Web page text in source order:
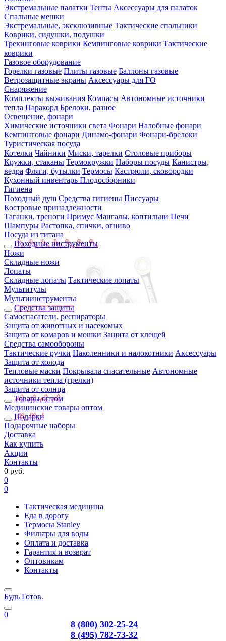
Экстремальные палатки Тенты Аксессуары для палаток
Спальные мешки
Экстремальные, эксклюзивные Тактические спальники
Коврики, сидушки, подушки
Трекинговые коврики Кемпинговые коврики Тактические
коврики
Газовое оборудование
Горелки газовые Плиты газовые Баллоны газовые
Ветрозащитные экраны Аксессуары для ГО
Снаряжение
Комплекты выживания Компасы Автономные источники
тепла Паракорд Брелоки, разное
Освещение, фонари
Химические источники света Фонари Налобные фонари
Кемпинговые фонари Динамо-фонари Фонари-брелоки
Туристическая посуда
Котелки Чайники Миски, тарелки Столовые приборы
Кружки, стаканы Термокружки Наборы посуды Канистры,
ведра Фляги, бутылки Термосы Кастрюли, сковородки
Кухонный инвентарь Плодосборники
Гигиена
Походный душ Средства гигиены Писсуары
Костровые принадлежности
Таганки, треноги Примус Мангалы, коптильни Печи
Шампуры Растопка, спички, огниво
Посуда из титана
Походные инструменты
Ножи
Складные ножи
Лопаты
Складные лопаты Тактические лопаты
Мультитулы
Мультиинструменты
Средства защиты
Самоспасатели, респираторы
Защита от животных и насекомых
Защита от комаров и мошки Защита от клещей
Средства самообороны
Тактические ручки Наколенники и налокотники Аксессуары
Защита от холода
Тепловые маски Покрывала спасательные Автономные
источники тепла (грелки)
Защита от солнца
Товары оптом
Медицинские товары оптом
Подарки
Подарочные наборы
Доставка
Как купить
Акции
Контакты
0 руб.
0
0
Тактическая медицина
Еда в дорогу
Термосы Stanley
Фильтры для воды
Оплата и доставка
Гарантия и возврат
Оптовикам
Контакты
Будь Готов.
0
8 (800) 302-25-24
8 (495) 782-73-32